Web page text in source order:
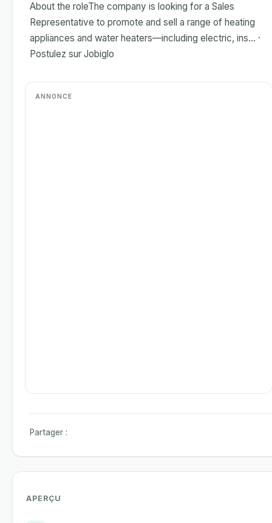
About the roleThe company is looking for a Sales
Representative to promote and sell a range of heating
appliances and water heaters—including electric, ins... ·
Postulez sur Jobiglo
Partager :
APERÇU